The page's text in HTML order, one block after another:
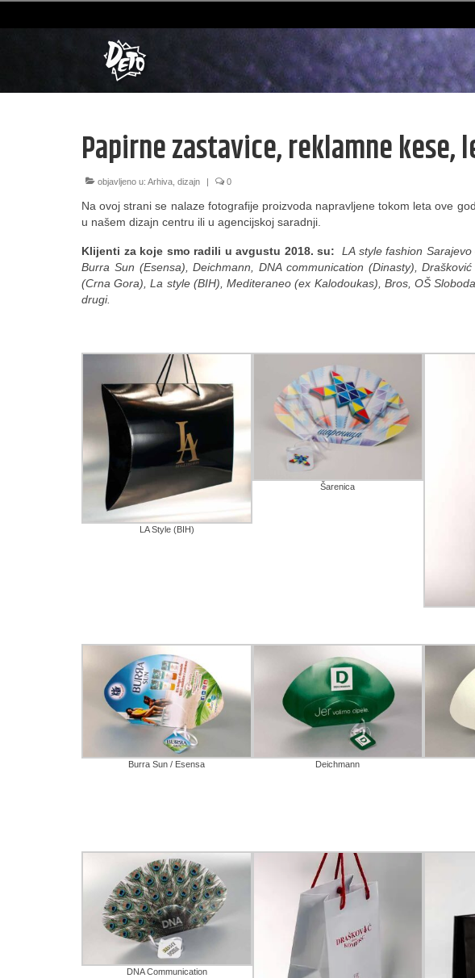
Papirne zastavice, reklamne
objavljeno u: Arhiva dizajn | 0
Na ovoj strani se nalaze fotografije proizvoda napravljene tokom leta ove
u našem dizajn centru ili u agencijskoj saradnji.
Klijenti za koje smo radili u avgustu 2018. su: LA style fashion
Burra Sun (Esensa), Deichmann, DNA communication (Dinasty),
(Crna Gora), La style (BIH), Mediteraneo (ex Kalodoukas), Bros, OŠ
drugi.
LA Style (BIH)
Šarenica
Burra Sun / Esensa Deichmann
DNA Communication